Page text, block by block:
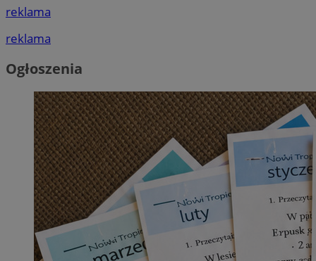
reklama
reklama
Ogłoszenia